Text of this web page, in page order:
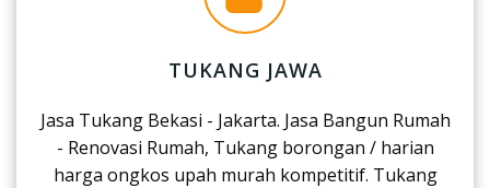
TUKANG JAWA
Jasa Tukang Bekasi - Jakarta. Jasa Bangun Rumah
- Renovasi Rumah, Tukang borongan / harian
harga ongkos upah murah kompetitif. Tukang